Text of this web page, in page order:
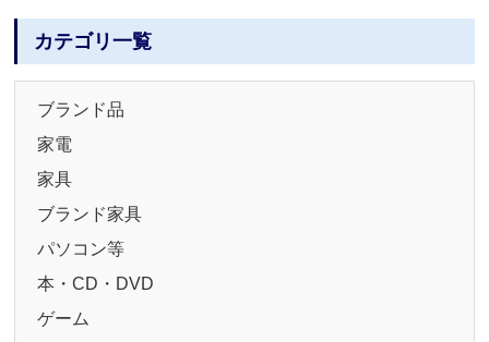
カテゴリ一覧
ブランド品
家電
家具
ブランド家具
パソコン等
本・CD・DVD
ゲーム